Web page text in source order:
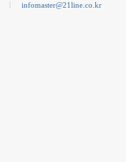
infomaster@21line.co.kr